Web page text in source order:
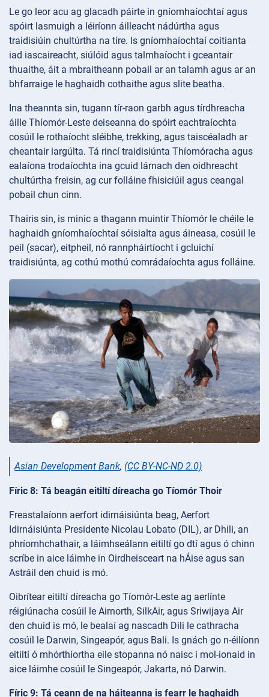
Le go leor acu ag glacadh páirte in gníomhaíochtaí agus
spóirt lasmuigh a léiríonn áilleacht nádúrtha agus
traidisiúin chultúrtha na tíre. Is gníomhaíochtaí coitianta
iad iascaireacht, siúlóid agus talmhaíocht i gceantair
thuaithe, áit a mbraitheann pobail ar an talamh agus ar an
bhfarraige le haghaidh cothaithe agus slite beatha.
Ina theannta sin, tugann tír-raon garbh agus tírdhreacha
áille Thíomór-Leste deiseanna do spóirt eachtraíochta
cosúil le rothaíocht sléibhe, trekking, agus taiscéaladh ar
cheantair iargúlta. Tá rincí traidisiúnta Thíomóracha agus
ealaíona trodaíochta ina gcuid lárnach den oidhreacht
chultúrtha freisin, ag cur folláine fhisiciúil agus ceangal
pobail chun cinn.
Thairis sin, is minic a thagann muintir Thíomór le chéile le
haghaidh gníomhaíochtaí sóisialta agus áineasa, cosúil le
peil (sacar), eitpheil, nó rannpháirtíocht i gcluichí
traidisiúnta, ag cothú mothú comrádaíochta agus folláine.
Asian Development Bank, (CC BY-NC-ND 2.0)
Fíric 8: Tá beagán eitiltí díreacha go Tíomór Thoir
Freastalaíonn aerfort idirnáisiúnta beag, Aerfort
Idirnáisiúnta Presidente Nicolau Lobato (DIL), ar Dhili, an
phríomhchathair, a láimhseálann eitiltí go dtí agus ó chinn
scríbe in aice láimhe in Oirdheisceart na hÁise agus san
Astráil den chuid is mó.
Oibrítear eitiltí díreacha go Tíomór-Leste ag aerlínte
réigiúnacha cosúil le Airnorth, SilkAir, agus Sriwijaya Air
den chuid is mó, le bealaí ag nascadh Dili le cathracha
cosúil le Darwin, Singeapór, agus Bali. Is gnách go n-éilíonn
eitiltí ó mhórthíortha eile stopanna nó naisc i mol-ionaid in
aice láimhe cosúil le Singeapór, Jakarta, nó Darwin.
Fíric 9: Tá ceann de na háiteanna is fearr le haghaidh